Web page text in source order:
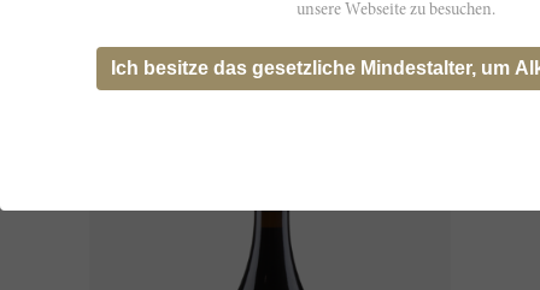
CHF 54.05
unsere Webseite zu besuchen.
Ich besitze das gesetzliche Mindestalter, um